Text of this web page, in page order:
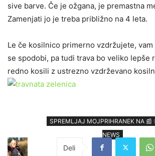
sive barve. Če je ožgana, je premastna
Zamenjati jo je treba približno na 4 leta.
Le če kosilnico primerno vzdržujete,
se spodobi, pa tudi trava bo veliko lepše
redno kosili z ustrezno vzdrževano
SPREMLJAJ MOJPRIHRANEK NA 📰
NEWS